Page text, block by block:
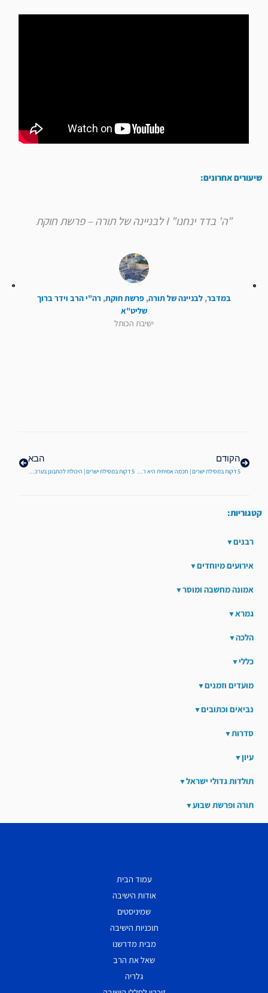
שיעורים אחרונים:
"ה' בדד ינחנו" I לבניינה של תורה – פרשת חוקת
במדבר, לבניינה של תורה, פרשת חוקת, רה"י הרב וידר ברוך
שליט"א
ישיבת הכותל
הקודם
5 דקות במסילת ישרים | חכמה אמיתית היא רק זו שיוצרת שינוי אצל האדם
הבא
5 דקות במסילת ישרים | היכולת להתבונן בערכי החיים באמות מידה נכונות
קטגוריות:
רבנים
אירועים מיוחדים
אמונה מחשבה ומוסר
גמרא
הלכה
כללי
מועדים וזמנים
נביאים וכתובים
סדרות
עיון
תולדות גדולי ישראל
תורה ופרשת שבוע
עמוד הבית
אודות הישיבה
שמיניסטים
תוכניות הישיבה
מבית מדרשנו
שאל את הרב
גלריה